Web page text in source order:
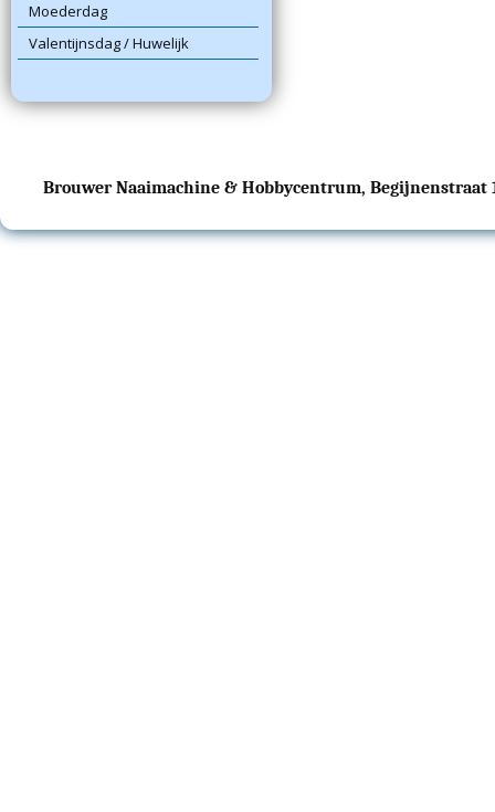
Moederdag
Valentijnsdag / Huwelijk
Brouwer Naaimachine & Hobbycentrum, Begijnenstraat